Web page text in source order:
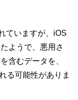
ていますが、iOS
ようで、悪用さ
含むデータを、
る可能性がありま